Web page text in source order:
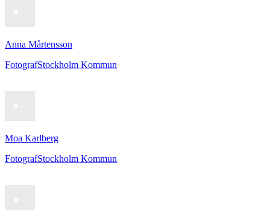
Anna Mårtensson
FotografStockholm Kommun
Moa Karlberg
FotografStockholm Kommun